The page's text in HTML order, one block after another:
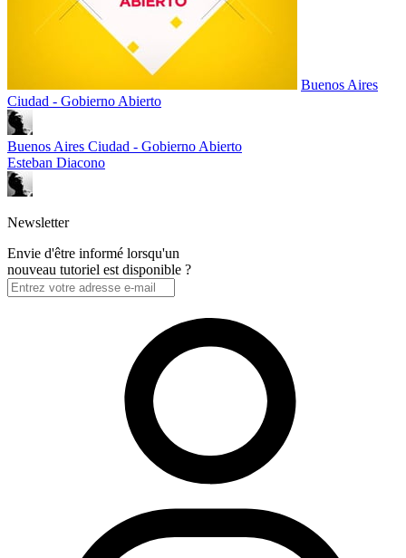
Buenos Aires
Ciudad - Gobierno Abierto
Buenos Aires Ciudad - Gobierno Abierto
Esteban Diacono
Newsletter
Envie d'être informé lorsqu'un
nouveau tutoriel est disponible ?